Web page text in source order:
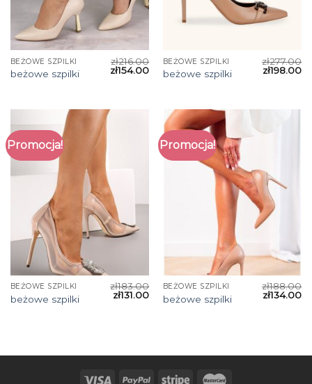
BEŻOWE SZPILKI
beżowe szpilki
zł216.00
zł154.00
BEŻOWE SZPILKI
beżowe szpilki
zł277.00
zł198.00
Promocja!
BEŻOWE SZPILKI
beżowe szpilki
zł183.00
zł131.00
Promocja!
BEŻOWE SZPILKI
beżowe szpilki
zł188.00
zł134.00